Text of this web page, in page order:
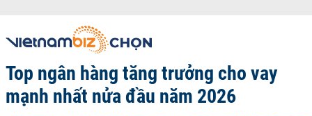
Top ngân hàng tăng trưởng cho vay
mạnh nhất nửa đầu năm 2026